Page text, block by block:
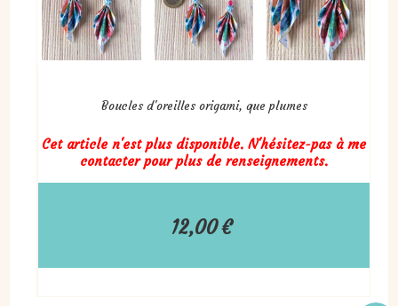
Boucles d'oreilles origami, que plumes
12,00€
Cet article n'est plus disponible. N'hésitez-pas à me
contacter pour plus de renseignements.